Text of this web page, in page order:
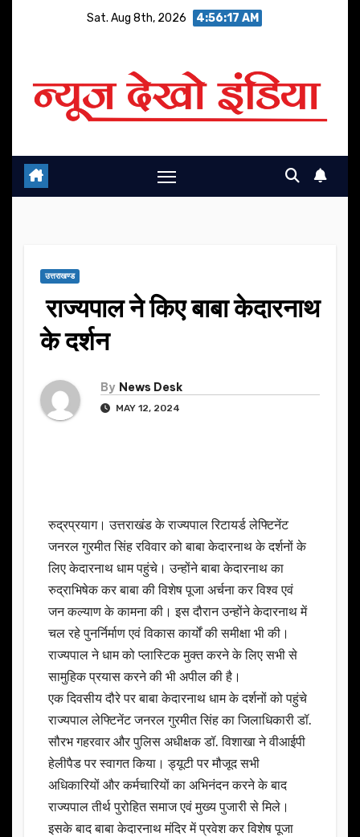
Sat. Aug 8th, 2026 4:56:18 AM
उत्तराखण्ड
राज्यपाल ने किए बाबा केदारनाथ
के दर्शन
By News Desk
MAY 12, 2024
रुद्रप्रयाग। उत्तराखंड के राज्यपाल रिटायर्ड लेफ्टिनेंट
जनरल गुरमीत सिंह रविवार को बाबा केदारनाथ के दर्शनों के
लिए केदारनाथ धाम पहुंचे। उन्होंने बाबा केदारनाथ का
रुद्राभिषेक कर बाबा की विशेष पूजा अर्चना कर विश्व एवं
जन कल्याण के कामना की। इस दौरान उन्होंने केदारनाथ में
चल रहे पुनर्निर्माण एवं विकास कार्यों की समीक्षा भी की।
राज्यपाल ने धाम को प्लास्टिक मुक्त करने के लिए सभी से
सामुहिक प्रयास करने की भी अपील की है।
एक दिवसीय दौरे पर बाबा केदारनाथ धाम के दर्शनों को पहुंचे
राज्यपाल लेफ्टिनेंट जनरल गुरमीत सिंह का जिलाधिकारी डॉ.
सौरभ गहरवार और पुलिस अधीक्षक डॉ. विशाखा ने वीआईपी
हेलीपैड पर स्वागत किया। ड्यूटी पर मौजूद सभी
अधिकारियों और कर्मचारियों का अभिनंदन करने के बाद
राज्यपाल तीर्थ पुरोहित समाज एवं मुख्य पुजारी से मिले।
इसके बाद बाबा केदारनाथ मंदिर में प्रवेश कर विशेष पूजा